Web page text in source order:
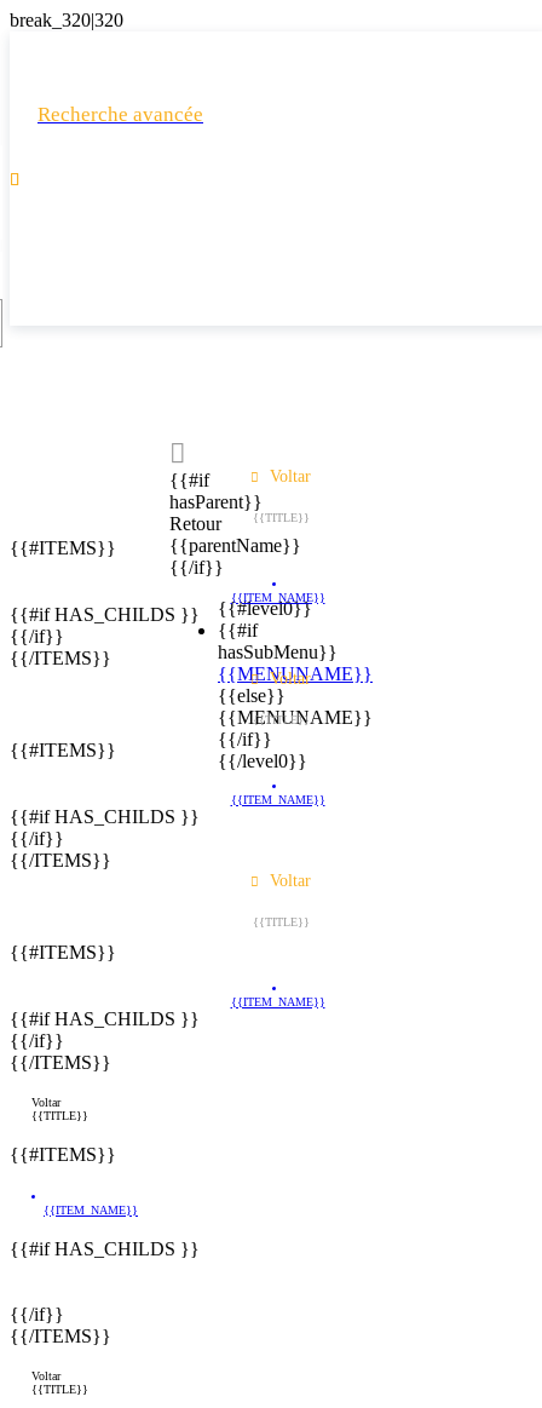
Recherche avancée

{{#if
hasParent}}
Retour
{{parentName}}
{{/if}}
{{#level0}}
{{#if
hasSubMenu}}
{{MENUNAME}}
{{else}}
{{MENUNAME}}
{{/if}}
{{/level0}}
Voltar
{{TITLE}}
{{#ITEMS}}
{{ITEM_NAME}}
{{#if HAS_CHILDS }}
{{/if}}
{{/ITEMS}}
Voltar
{{TITLE}}
{{#ITEMS}}
{{ITEM_NAME}}
{{#if HAS_CHILDS }}
{{/if}}
{{/ITEMS}}
Voltar
{{TITLE}}
{{#ITEMS}}
{{ITEM_NAME}}
{{#if HAS_CHILDS }}
{{/if}}
{{/ITEMS}}
Voltar
{{TITLE}}
{{#ITEMS}}
{{ITEM_NAME}}
{{#if HAS_CHILDS }}
{{/if}}
{{/ITEMS}}
Voltar
{{TITLE}}